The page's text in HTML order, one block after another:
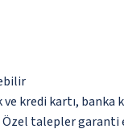
kredi kartı, banka
Özel talepler garanti